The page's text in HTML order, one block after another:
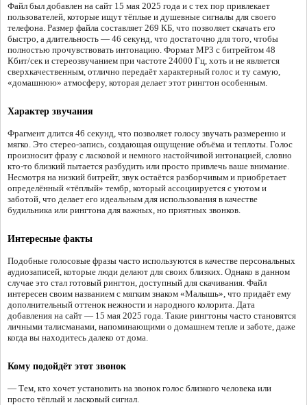
Файл был добавлен на сайт 15 мая 2025 года и с тех пор привлекает
пользователей, которые ищут тёплые и душевные сигналы для своего
телефона. Размер файла составляет 269 КБ, что позволяет скачать его
быстро, а длительность — 46 секунд, что достаточно для того, чтобы
полностью прочувствовать интонацию. Формат MP3 с битрейтом 48
Кбит/сек и стереозвучанием при частоте 24000 Гц, хоть и не является
сверхкачественным, отлично передаёт характерный голос и ту самую,
«домашнюю» атмосферу, которая делает этот рингтон особенным.
Характер звучания
Фрагмент длится 46 секунд, что позволяет голосу звучать размеренно и
мягко. Это стерео-запись, создающая ощущение объёма и теплоты. Голос
произносит фразу с ласковой и немного настойчивой интонацией, словно
кто-то близкий пытается разбудить или просто привлечь ваше внимание.
Несмотря на низкий битрейт, звук остаётся разборчивым и приобретает
определённый «тёплый» тембр, который ассоциируется с уютом и
заботой, что делает его идеальным для использования в качестве
будильника или рингтона для важных, но приятных звонков.
Интересные факты
Подобные голосовые фразы часто используются в качестве персональных
аудиозаписей, которые люди делают для своих близких. Однако в данном
случае это стал готовый рингтон, доступный для скачивания. Файл
интересен своим названием с мягким знаком «Малышь», что придаёт ему
дополнительный оттенок нежности и народного колорита. Дата
добавления на сайт — 15 мая 2025 года. Такие рингтоны часто становятся
личными талисманами, напоминающими о домашнем тепле и заботе, даже
когда вы находитесь далеко от дома.
Кому подойдёт этот звонок
— Тем, кто хочет установить на звонок голос близкого человека или
просто тёплый и ласковый сигнал.